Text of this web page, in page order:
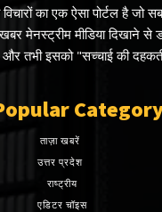
विचारों का एक ऐसा पोर्टल है
मेनस्ट्रीम मीडिया दिखाने
और तभी इसको "सच्चाई की
ताज़ा खबरें
उत्तर प्रदेश
राष्ट्रीय
एडिटर चॉइस